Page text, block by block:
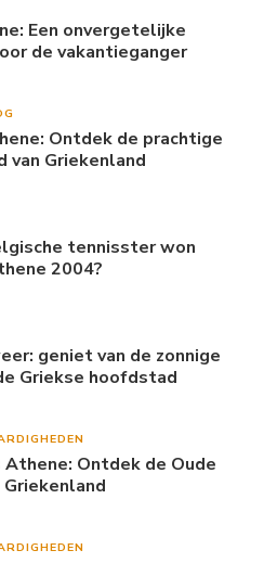
Een onvergetelijke
de vakantieganger
Ontdek de prachtige
van Griekenland
tennisster won
2004?
geniet van de zonnige
Griekse hoofdstad
Ontdek de Oude
Griekenland